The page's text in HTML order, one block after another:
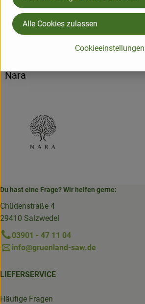
Herkunft
Hersteller: NaraFood
Nara
Du hast eine Frage? Wir helfen gerne:
Chüdenstraße 4
29410 Salzwedel
03901 - 47 11 04
info@gruenland-saw.de
LIEFERSERVICE
Häufige Fragen
Cookieeinstellungen
Alle Cookies zulassen